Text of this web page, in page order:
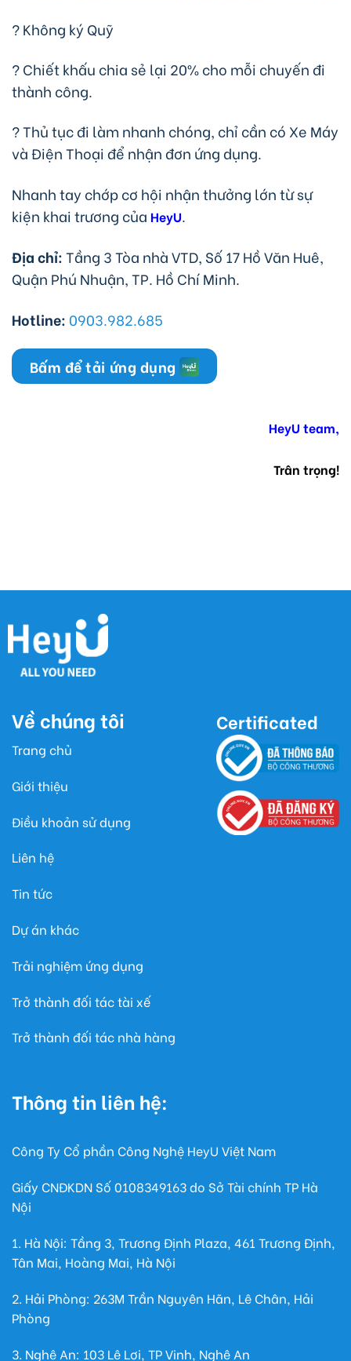
? Không ký Quỹ
? Chiết khấu chia sẻ lại 20% cho mỗi chuyến đi
thành công.
? Thủ tục đi làm nhanh chóng, chỉ cần có Xe Máy
và Điện Thoại để nhận đơn ứng dụng.
Nhanh tay chớp cơ hội nhận thưởng lớn từ sự
kiện khai trương của HeyU.
Địa chỉ:Tầng 3 Tòa nhà VTD, Số 17 Hồ Văn Huê,
Quận Phú Nhuận, TP. Hồ Chí Minh.
Hotline: 0903.982.685
Bấm để tải ứng dụng
HeyU team,
Trân trọng!
Về chúng tôi
Trang chủ
Giới thiệu
Điều khoản sử dụng
Liên hệ
Tin tức
Dự án khác
Trải nghiệm ứng dụng
Trở thành đối tác tài xế
Trở thành đối tác nhà hàng
Certificated
Thông tin liên hệ:
Công Ty Cổ phần Công Nghệ HeyU Việt Nam
Giấy CNĐKDN Số0108349163do Sở Tài chính TP Hà
Nội
1. Hà Nội: Tầng 3, Trương Định Plaza, 461 Trương Định,
Tân Mai, Hoàng Mai, Hà Nội
2. Hải Phòng: 263M Trần Nguyên Hãn, Lê Chân, Hải
Phòng
3. Nghệ An: 103 Lê Lợi, TP Vinh, Nghệ An